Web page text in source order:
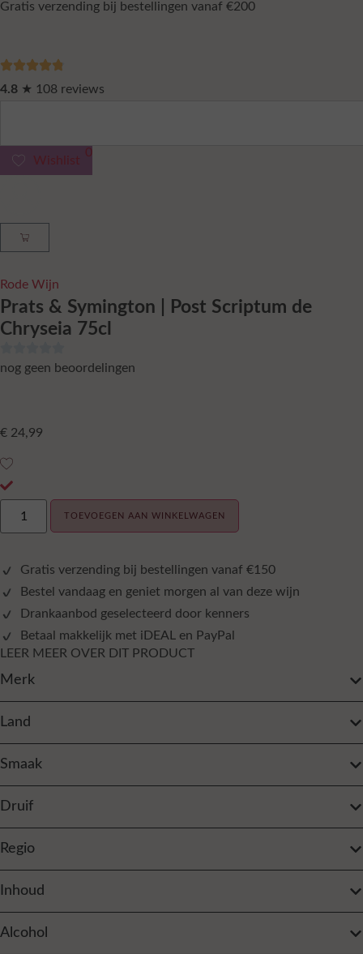
Gratis verzending bij bestellingen vanaf €200
4.8 ★ 108 reviews
Wishlist
0
Rode Wijn
Prats & Symington | Post Scriptum de
Chryseia 75cl
nog geen beoordelingen
€ 24,99
TOEVOEGEN AAN WINKELWAGEN
Gratis verzending bij bestellingen vanaf €150
Bestel vandaag en geniet morgen al van deze wijn
Drankaanbod geselecteerd door kenners
Betaal makkelijk met iDEAL en PayPal
LEER MEER OVER DIT PRODUCT
Merk
Land
Smaak
Druif
Regio
Inhoud
Alcohol